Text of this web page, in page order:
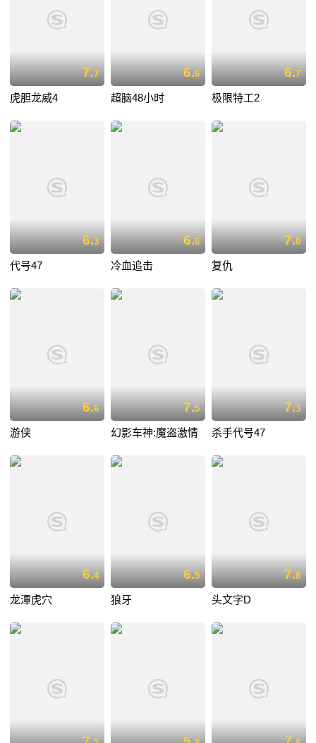
7.7
虎胆龙威4
6.6
超脑48小时
6.7
极限特工2
6.3
代号47
6.6
冷血追击
7.0
复仇
6.6
游侠
7.5
幻影车神:魔盗激情
7.3
杀手代号47
6.4
龙潭虎穴
6.5
狼牙
7.8
头文字D